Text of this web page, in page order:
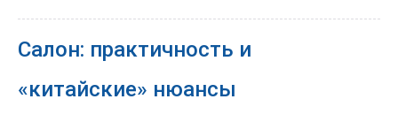
Салон: практичность и
«китайские» нюансы